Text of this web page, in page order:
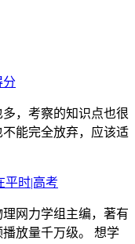
分
，考察的知识点也很
能完全放弃，应该适
平时|高考
网力学组主编，著有
播放量千万级。 想学